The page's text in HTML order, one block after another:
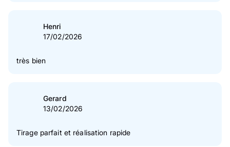
Henri
17/02/2026
très bien
Gerard
13/02/2026
Tirage parfait et réalisation rapide